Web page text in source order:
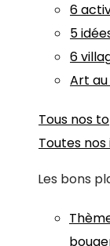
6
5
6
Art
Tous nos
Toutes
Les bons